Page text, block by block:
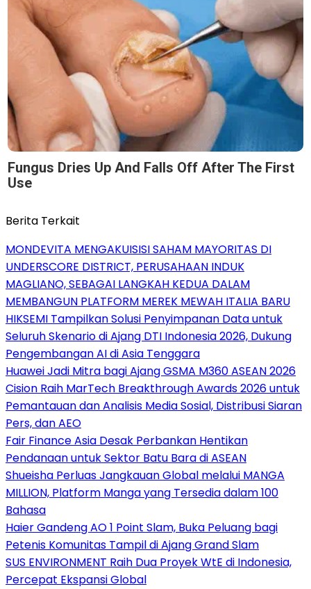
Fungus Dries Up And Falls Off After The First
Use
Berita Terkait
MONDEVITA MENGAKUISISI SAHAM MAYORITAS DI
UNDERSCORE DISTRICT, PERUSAHAAN INDUK
MAGLIANO, SEBAGAI LANGKAH KEDUA DALAM
MEMBANGUN PLATFORM MEREK MEWAH ITALIA BARU
HIKSEMI Tampilkan Solusi Penyimpanan Data untuk
Seluruh Skenario di Ajang DTI Indonesia 2026, Dukung
Pengembangan AI di Asia Tenggara
Huawei Jadi Mitra bagi Ajang GSMA M360 ASEAN 2026
Cision Raih MarTech Breakthrough Awards 2026 untuk
Pemantauan dan Analisis Media Sosial, Distribusi Siaran
Pers, dan AEO
Fair Finance Asia Desak Perbankan Hentikan
Pendanaan untuk Sektor Batu Bara di ASEAN
Shueisha Perluas Jangkauan Global melalui MANGA
MILLION, Platform Manga yang Tersedia dalam 100
Bahasa
Haier Gandeng AO 1 Point Slam, Buka Peluang bagi
Petenis Komunitas Tampil di Ajang Grand Slam
SUS ENVIRONMENT Raih Dua Proyek WtE di Indonesia,
Percepat Ekspansi Global